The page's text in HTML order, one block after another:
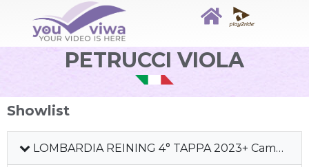
PETRUCCI VIOLA
Showlist
LOMBARDIA REINING 4° TAPPA 2023+ Camp Squadre Ita